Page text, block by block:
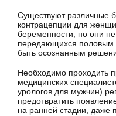
Существуют различные
контрацепции для
беременности, но они не
передающихся половым
быть осознанным
Необходимо проходить
медицинских
урологов для мужчин)
предотвратить
на ранней стадии, даже